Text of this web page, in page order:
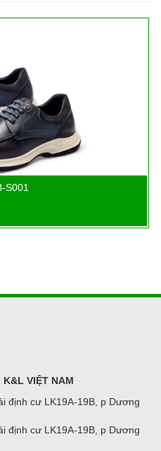
Chi tiết
S001
K&L VIỆT NAM
định cư LK19A-19B, p Dương
định cư LK19A-19B, p Dương